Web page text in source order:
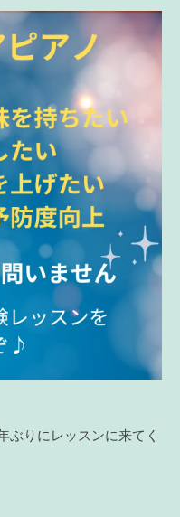
ぶりにレッスンに来てく